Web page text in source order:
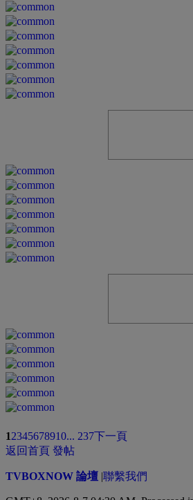
12345678910... 237下一頁
返回首頁 發帖
TVBOXNOW 論壇 |聯繫我們